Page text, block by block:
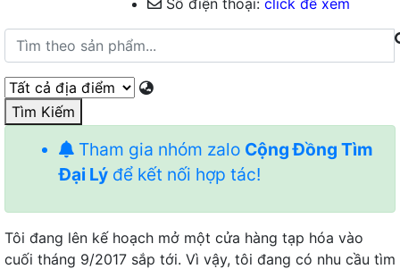
Tìm Kiếm
Tham gia nhóm zalo Cộng Đồng Tìm
Đại Lý để kết nối hợp tác!
Tôi đang lên kế hoạch mở một cửa hàng tạp hóa vào
cuối tháng 9/2017 sắp tới. Vì vậy, tôi đang có nhu cầu tìm